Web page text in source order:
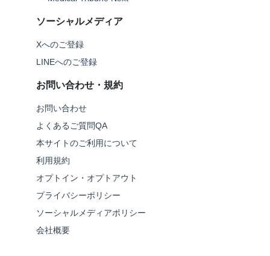
ソーシャルメディア
Xへのご登録
LINEへのご登録
お問い合わせ・規約
お問い合わせ
よくあるご質問QA
本サイトのご利用について
利用規約
オプトイン・オプトアウト
プライバシーポリシー
ソーシャルメディアポリシー
会社概要